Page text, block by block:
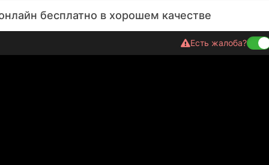
бесплатно в хорошем качестве
Есть жалоба?